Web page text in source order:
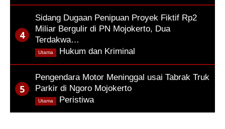
Sidang Dugaan Penipuan Proyek Fiktif Rp2
Miliar Bergulir di PN Mojokerto, Dua
Terdakwa…
Hukum dan Kriminal
Utama
Pengendara Motor Meninggal usai Tabrak Truk
Parkir di Ngoro Mojokerto
Peristiwa,
Utama